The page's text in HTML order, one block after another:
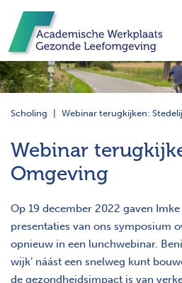
Scholing Webinar terugkijken:
Webinar
Omgeving
Op 19 december 2022 gaven
presentaties van ons symposium
opnieuw in een lunchwebinar.
wijk’ náást een snelweg kunt
de gezondheidsimpact is van